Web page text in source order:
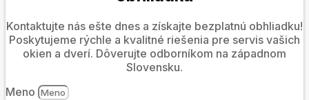
Kontaktujte nás ešte dnes a získajte bezplatnú obhliadku!
Poskytujeme rýchle a kvalitné riešenia pre servis vašich
okien a dverí. Dôverujte odborníkom na západnom
Slovensku.
Meno